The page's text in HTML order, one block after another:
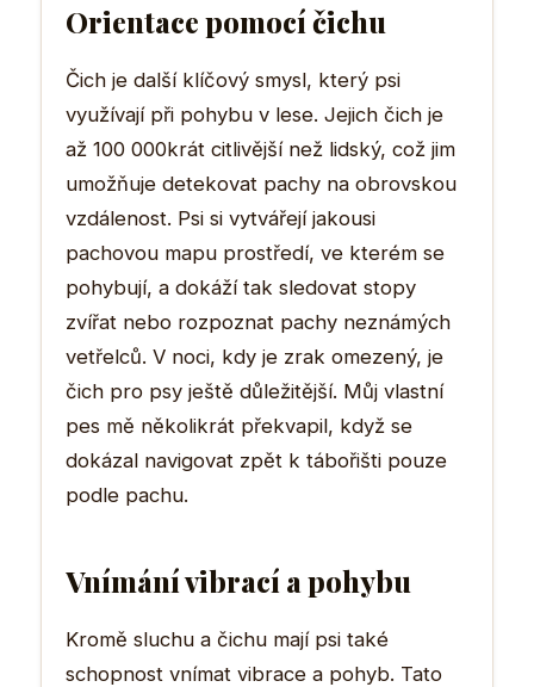
Orientace pomocí čichu
Čich je další klíčový smysl, který psi
využívají při pohybu v lese. Jejich čich je
až 100 000krát citlivější než lidský, což jim
umožňuje detekovat pachy na obrovskou
vzdálenost. Psi si vytvářejí jakousi
pachovou mapu prostředí, ve kterém se
pohybují, a dokáží tak sledovat stopy
zvířat nebo rozpoznat pachy neznámých
vetřelců. V noci, kdy je zrak omezený, je
čich pro psy ještě důležitější. Můj vlastní
pes mě několikrát překvapil, když se
dokázal navigovat zpět k tábořišti pouze
podle pachu.
Vnímání vibrací a pohybu
Kromě sluchu a čichu mají psi také
schopnost vnímat vibrace a pohyb. Tato